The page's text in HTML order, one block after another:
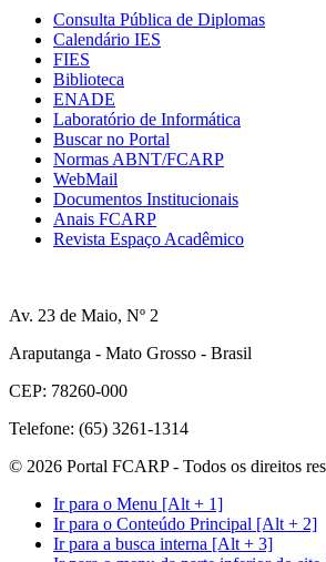
Consulta Pública de Diplomas
Calendário IES
FIES
Biblioteca
ENADE
Laboratório de Informática
Buscar no Portal
Normas ABNT/FCARP
WebMail
Documentos Institucionais
Anais FCARP
Revista Espaço Acadêmico
Av. 23 de Maio, Nº 2
Araputanga - Mato Grosso - Brasil
CEP: 78260-000
Telefone: (65) 3261-1314
© 2026 Portal FCARP - Todos os direitos
Ir para o Menu [Alt + 1]
Ir para o Conteúdo Principal [Alt + 2]
Ir para a busca interna [Alt + 3]